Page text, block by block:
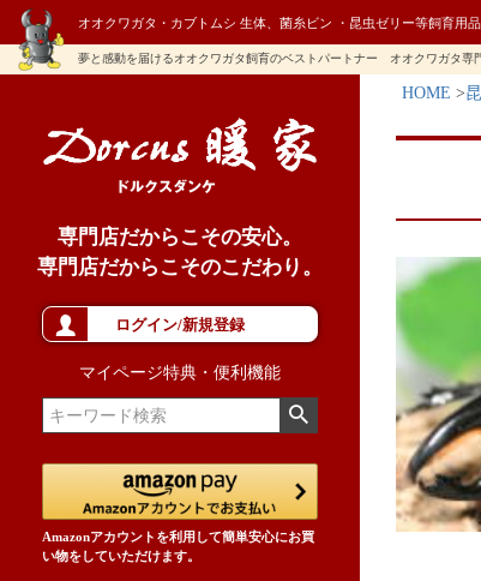
オオクワガタ・カブトムシ 生体、菌糸ビン ・昆虫ゼリー等飼育用
夢と感動を届けるオオクワガタ飼育のベストパートナー オオクワガタ
専門店だからこその安心。
専門店だからこそのこだわり。
ログイン/新規登録
マイページ特典・便利機能
Amazonアカウントを利用して簡単安心にお買
い物をしていただけます。
HOME